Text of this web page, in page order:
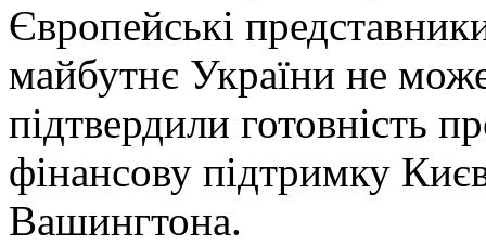
Європейські
майбутнє України не може
підтвердили готовність
фінансову підтримку
Вашингтона.